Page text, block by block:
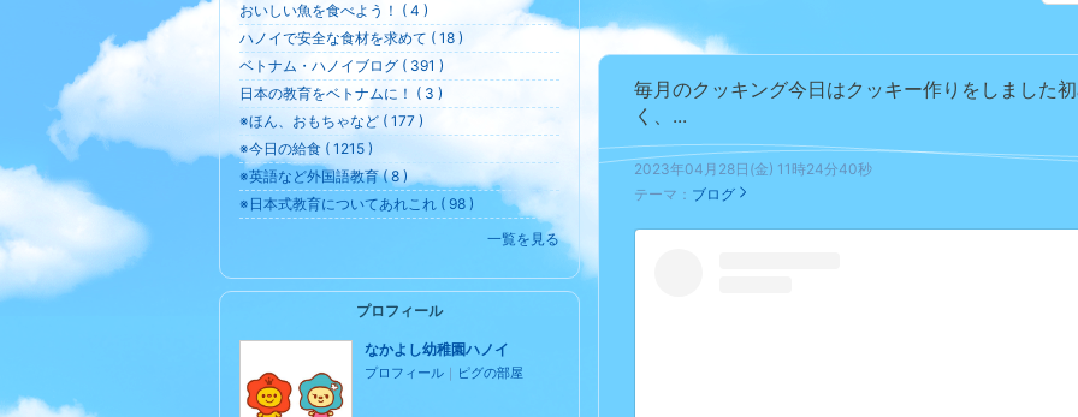
毎月のクッキング今日はクッキー作りをしました
く、...
2023年04月28日(金) 11時24分40秒
テーマ： ブログ
おいしい魚を食べよう！ ( 4 )
ハノイで安全な食材を求めて ( 18 )
ベトナム・ハノイブログ ( 391 )
日本の教育をベトナムに！ ( 3 )
※ほん、おもちゃなど ( 177 )
※今日の給食 ( 1215 )
※英語など外国語教育 ( 8 )
※日本式教育についてあれこれ ( 98 )
一覧を見る
プロフィール
なかよし幼稚園ハノイ
プロフィール ｜ ピグの部屋